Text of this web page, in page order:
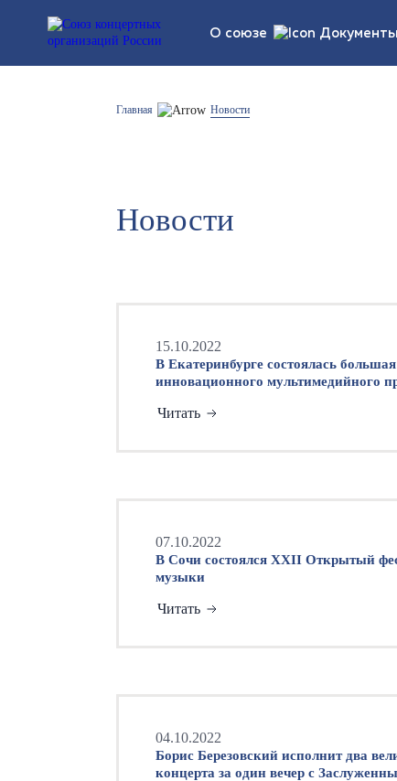
О союзе
Устав союза
Документы
Главная Новости
Новости
15.10.2022
В Екатеринбурге состоялась
инновационного мультимедийного
Читать
07.10.2022
В Сочи состоялся XXII Открытый
музыки
Читать
04.10.2022
Борис Березовский исполнит два
концерта за один вечер с